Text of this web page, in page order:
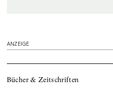
ANZEIGE
Bücher & Zeitschriften